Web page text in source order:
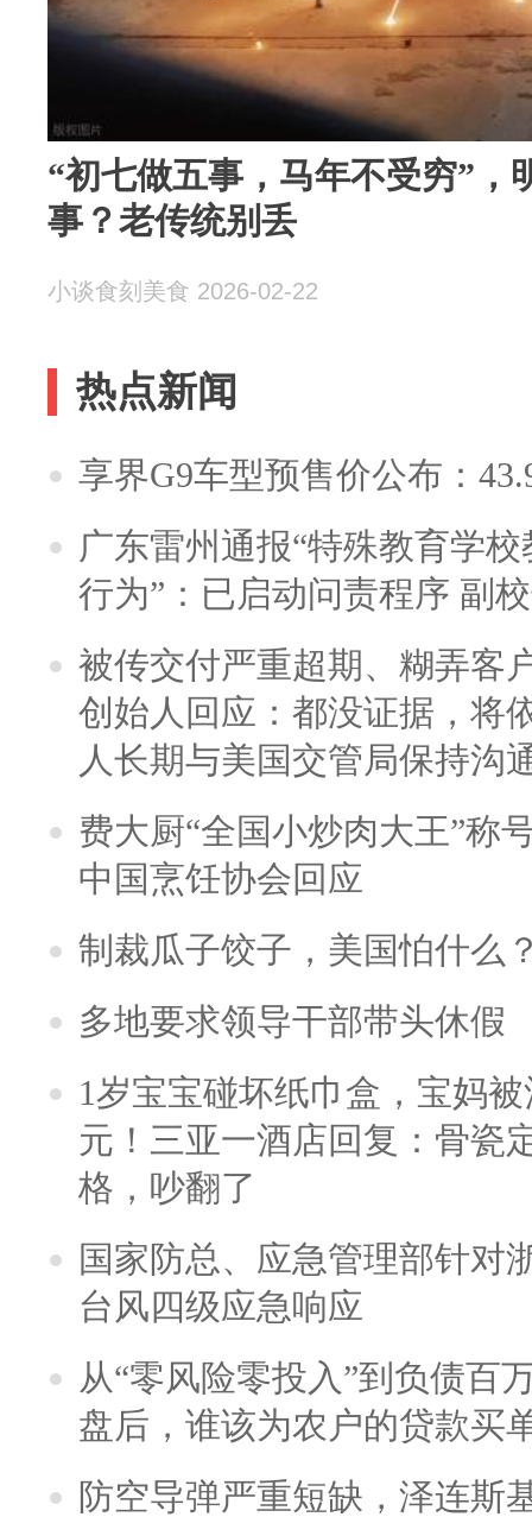
“初七做五事，马年不受穷”，
事？老传统别丢
小谈食刻美食 2026-02-22
热点新闻
享界G9车型预售价公布：
广东雷州通报“特殊教育学
行为”：已启动问责程序 副
被传交付严重超期、糊弄客
创始人回应：都没证据，将
人长期与美国交管局保持沟
费大厨“全国小炒肉大王”称
中国烹饪协会回应
制裁瓜子饺子，美国怕什么
多地要求领导干部带头休假
1岁宝宝碰坏纸巾盒，宝妈
元！三亚一酒店回复：骨瓷
格，吵翻了
国家防总、应急管理部针对
台风四级应急响应
从“零风险零投入”到负债百
盘后，谁该为农户的贷款买
防空导弹严重短缺，泽连斯